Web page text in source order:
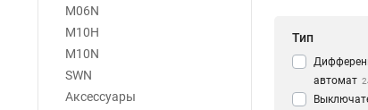
M06N
M10H
M10N
SWN
Аксессуары
Тип
автомат